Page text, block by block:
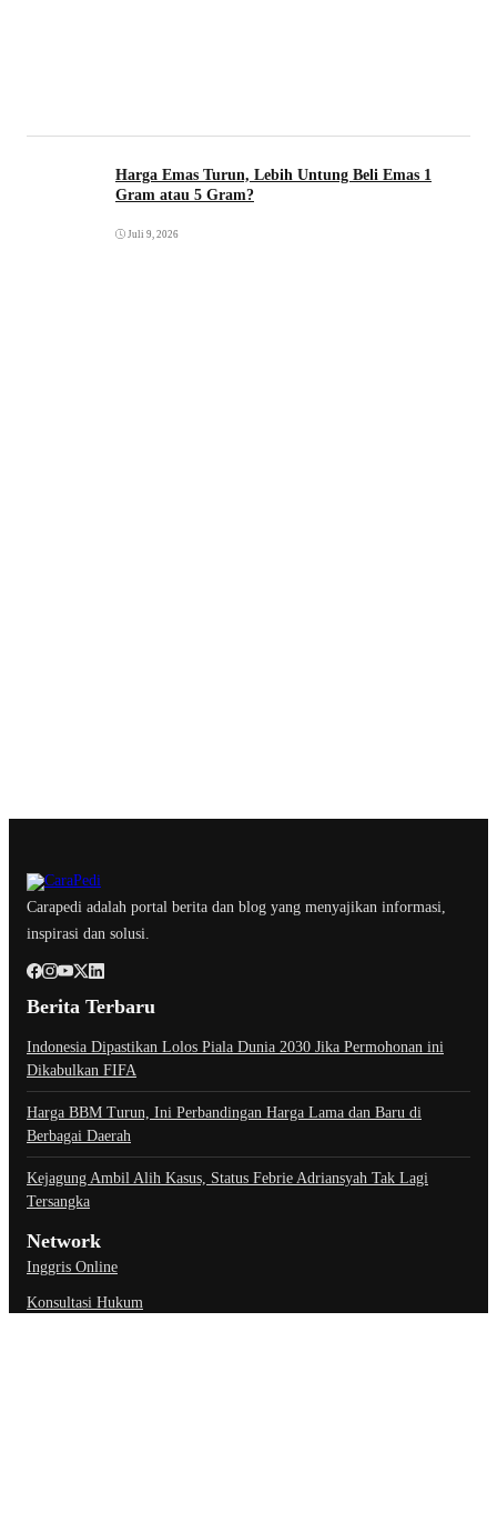
Harga Emas Turun, Lebih Untung Beli Emas 1
Gram atau 5 Gram?
Juli 9, 2026
Carapedi adalah portal berita dan blog yang menyajikan informasi,
inspirasi dan solusi.
Berita Terbaru
Indonesia Dipastikan Lolos Piala Dunia 2030 Jika Permohonan ini
Dikabulkan FIFA
Harga BBM Turun, Ini Perbandingan Harga Lama dan Baru di
Berbagai Daerah
Kejagung Ambil Alih Kasus, Status Febrie Adriansyah Tak Lagi
Tersangka
Network
Inggris Online
Konsultasi Hukum